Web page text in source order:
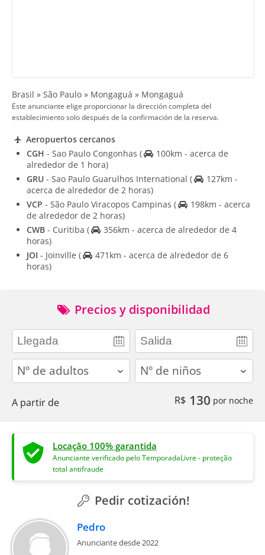
Brasil » São Paulo » Mongaguá » Mongaguá
Este anunciante elige proporcionar la dirección completa del
establecimiento solo después de la confirmación de la reserva.
Aeropuertos cercanos
CGH - Sao Paulo Congonhas (
100km - acerca de
alrededor de 1 hora)
GRU - Sao Paulo Guarulhos International (
127km -
acerca de alrededor de 2 horas)
VCP - São Paulo Viracopos Campinas (
198km - acerca
de alrededor de 2 horas)
CWB - Curitiba (
356km - acerca de alrededor de 4
horas)
JOI - Joinville (
471km - acerca de alrededor de 6
horas)
Precios y disponibilidad
adults children
A partir de R$ 130 por noche
Locação 100% garantida
Anunciante verificado pelo TemporadaLivre - proteção
total antifraude
Pedir cotización!
Pedro
Anunciante desde 2022